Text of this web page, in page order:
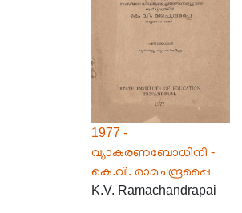
1977 -
വ്യാകരണബോധിനി -
കെ.വി. രാമചന്ദ്രപ്പൈ
K.V. Ramachandrapai